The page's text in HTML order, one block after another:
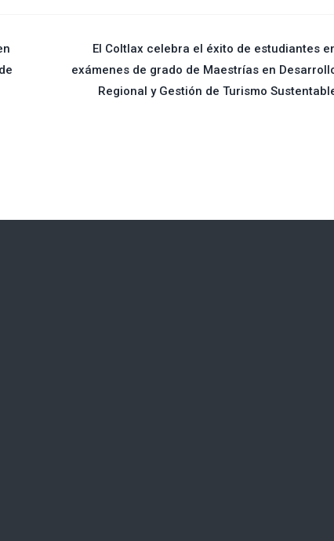
El Coltlax celebra el éxito de estudiantes
exámenes de grado de Maestrías en
Regional y Gestión de Turismo